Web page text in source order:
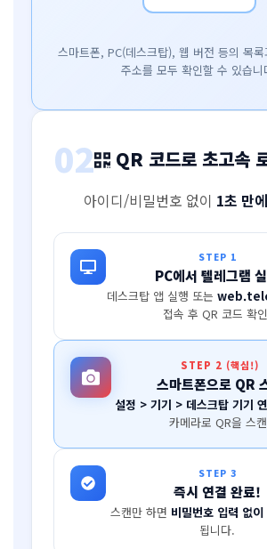
스마트폰, PC(데스크탑), 웹 버전 등의 목
주소를 모두 확인할 수 있습니
02 QR 코드로 초고속
아이디/비밀번호 없이 1초 만
STEP 1
PC에서 텔레그램
데스크탑 앱 실행 또는
접속 후 QR 코드 확
STEP 2 (핵심!)
스마트폰으로 QR
설정 > 기기 > 데스크탑 기기
카메라로 QR을 스
STEP 3
즉시 연결 완료!
스캔만 하면 비밀번호 입력 없이
됩니다.